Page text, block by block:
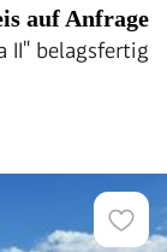
auf Anfrage
II" belagsfertig